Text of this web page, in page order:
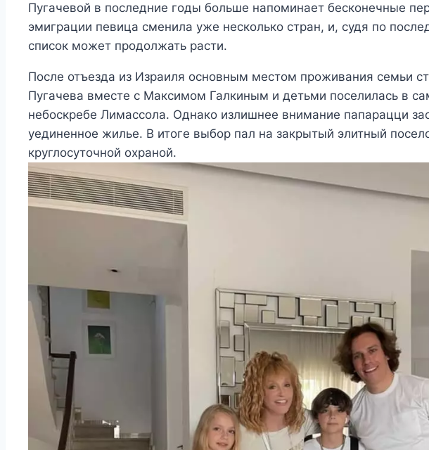
Пугачевой в последние годы больше напоминает бесконечные
эмиграции певица сменила уже несколько стран, и, судя по
список может продолжать расти.
После отъезда из Израиля основным местом проживания семьи
Пугачева вместе с Максимом Галкиным и детьми поселилась в
небоскребе Лимассола. Однако излишнее внимание папарацци
уединенное жилье. В итоге выбор пал на закрытый элитный
круглосуточной охраной.